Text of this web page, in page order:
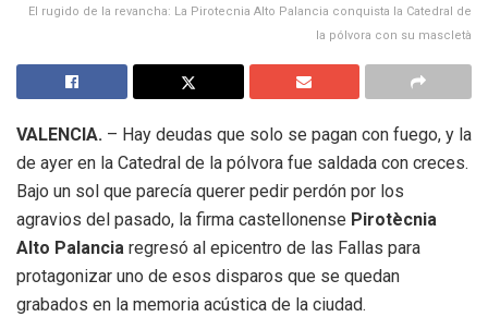
El rugido de la revancha: La Pirotecnia Alto Palancia conquista la Catedral de
la pólvora con su mascletà
VALENCIA. – Hay deudas que solo se pagan con fuego, y la
de ayer en la Catedral de la pólvora fue saldada con creces.
Bajo un sol que parecía querer pedir perdón por los
agravios del pasado, la firma castellonense Pirotècnia
Alto Palancia regresó al epicentro de las Fallas para
protagonizar uno de esos disparos que se quedan
grabados en la memoria acústica de la ciudad.